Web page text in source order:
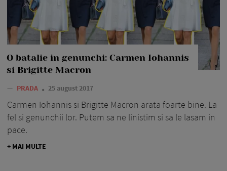
O batalie in genunchi: Carmen Iohannis
si Brigitte Macron
— PRADA 25 august 2017
Carmen Iohannis si Brigitte Macron arata foarte bine. La
fel si genunchii lor. Putem sa ne linistim si sa le lasam in
pace.
+ MAI MULTE